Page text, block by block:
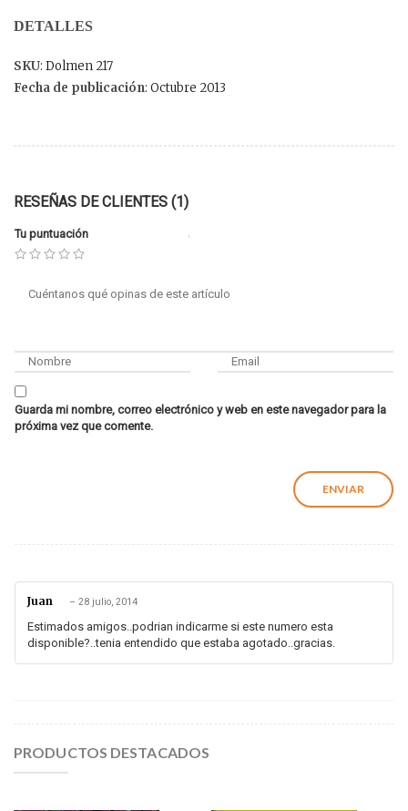
DETALLES
SKU: Dolmen 217
Fecha de publicación: Octubre 2013
RESEÑAS DE CLIENTES (1)
Tu puntuación
Guarda mi nombre, correo electrónico y web en este navegador para la
próxima vez que comente.
Juan – 28 julio, 2014
Estimados amigos..podrian indicarme si este numero esta
disponible?..tenia entendido que estaba agotado..gracias.
PRODUCTOS DESTACADOS